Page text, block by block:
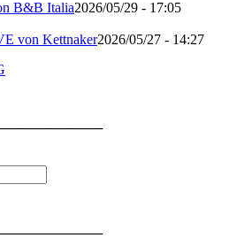
B&B Italia2026/05/29 - 17:05
von Kettnaker2026/05/27 - 14:27